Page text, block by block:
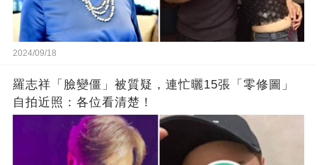
2024/09/18
羅志祥「臉變僵」被質疑，連忙曬15張「零修圖」
自拍近照：各位看清楚！